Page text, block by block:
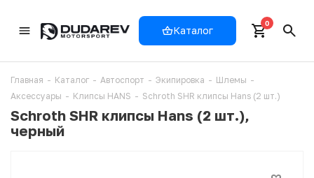
Каталог
0
Главная - Каталог - Автоспорт - Экипировка - Шлемы -
Аксессуары - Клипсы HANS - Schroth SHR клипсы Hans (2 шт.)
Schroth SHR клипсы Hans (2 шт.),
черный